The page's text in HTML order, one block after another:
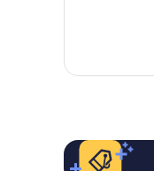
極
評